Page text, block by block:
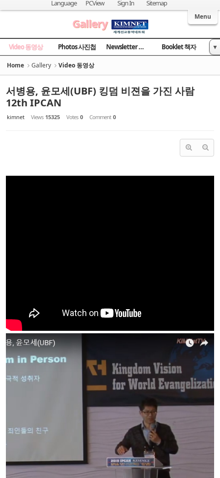
Welcome to Kingdom Inter-Missions Network
Language PCView Sign In Sitemap
Menu
Gallery
Video 동영상 Photos 사진첩 Newsletter 소식지 Booklet 책자
News 국민일보
▼
Home Gallery Video 동영상
서병용, 윤모세(UBF) 킹덤 비젼을 가진 사람
12th IPCAN
kimnet Views 15325 Votes 0 Comment 0